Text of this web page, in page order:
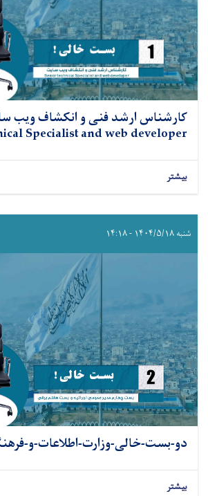
Specialist and web developer
بیشتر
شنبه ۱۴۰۴/۵/۱۸ - ۱۴:۱۸
دو-بست-خالی-وزارت-اطلاعات-و-
بیشتر